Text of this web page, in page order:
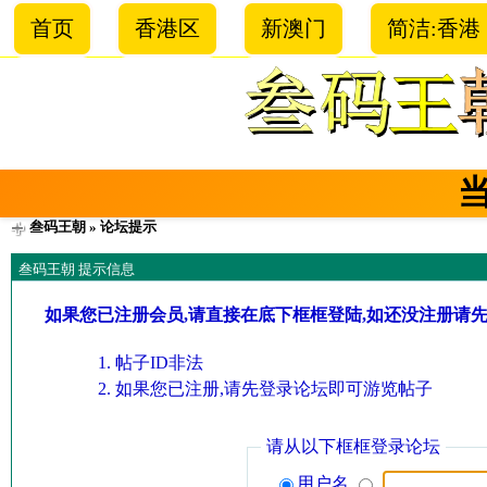
首页 香港区 新澳门 简洁:香港
叁码王朝 » 论坛提示
叁码王朝 提示信息
如果您已注册会员,请直接在底下框框登陆,如还没注册请
帖子ID非法
如果您已注册,请先登录论坛即可游览帖子
请从以下框框登录论坛
用户名